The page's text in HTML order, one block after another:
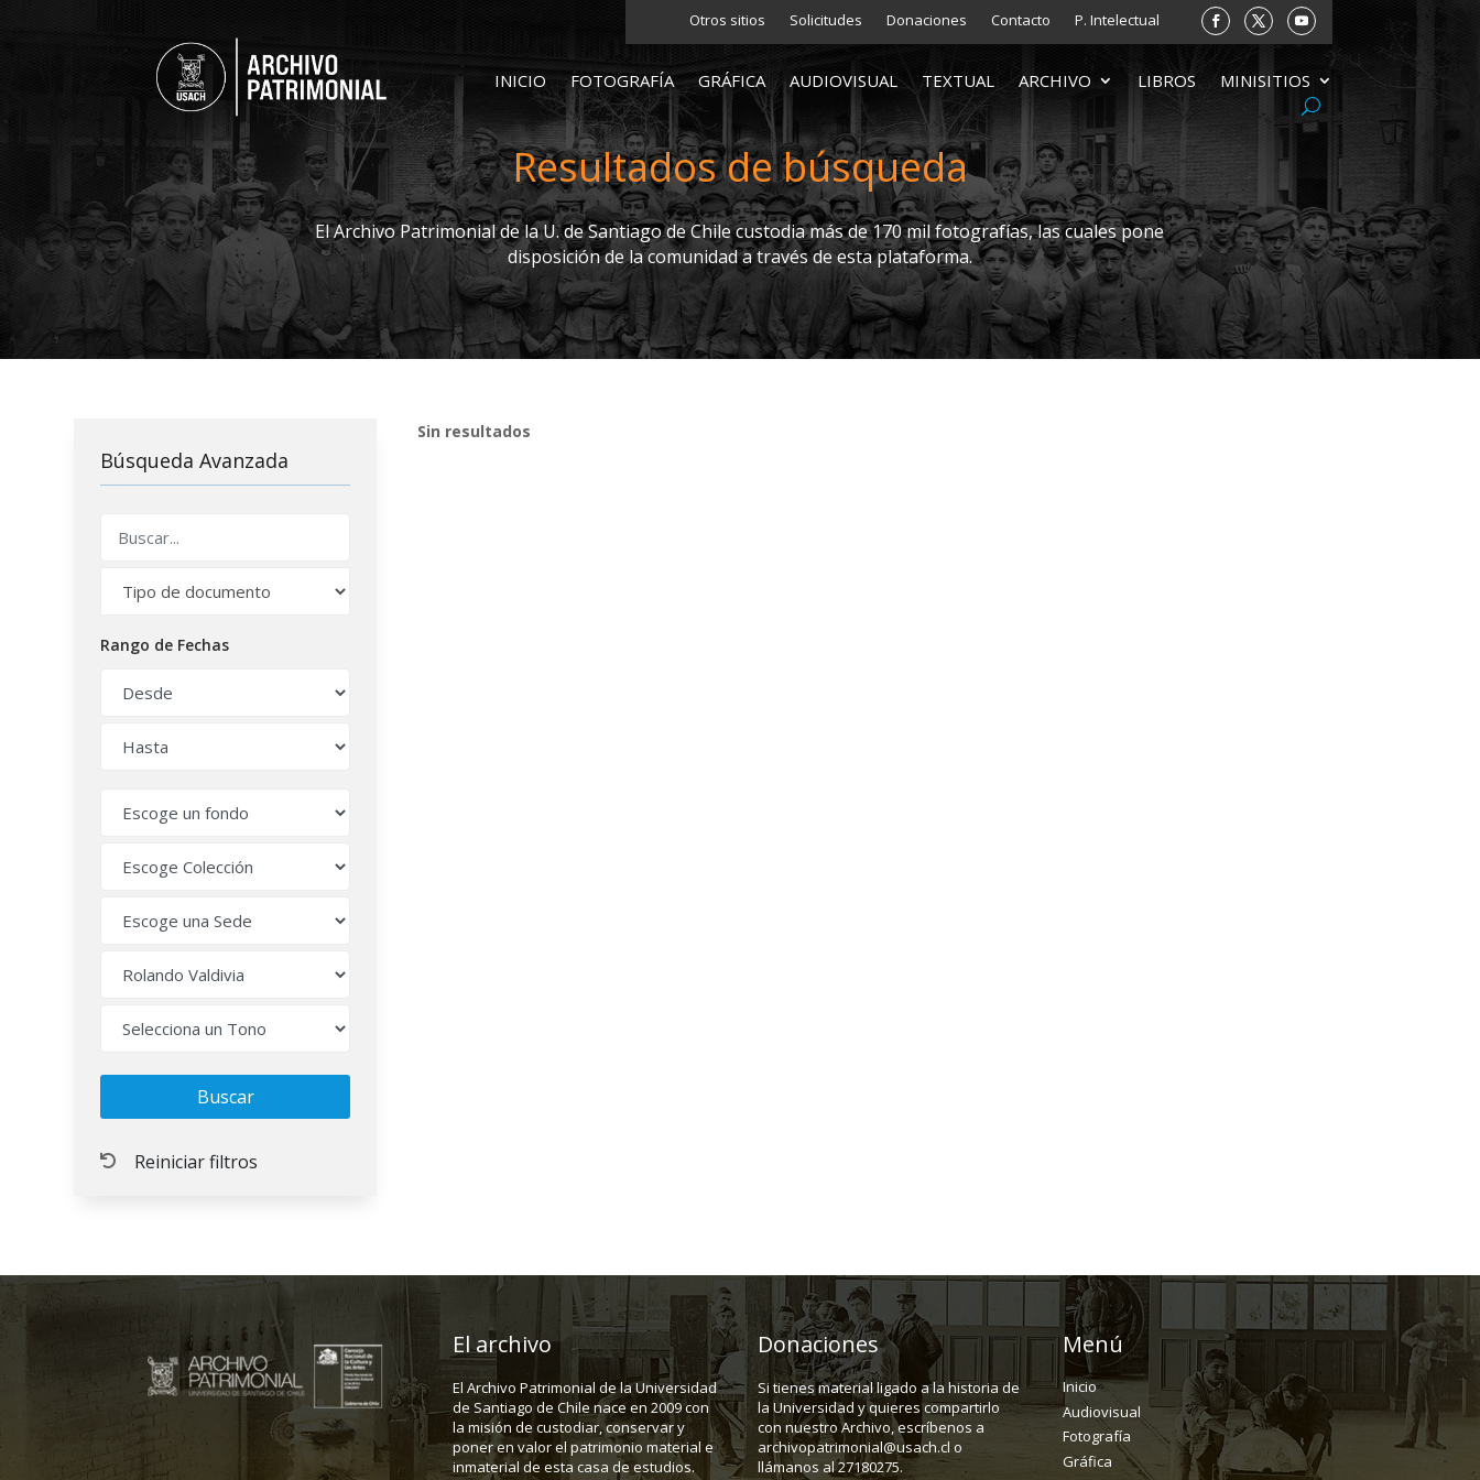
Otros sitios Solicitudes Donaciones Contacto P. Intelectual
INICIO FOTOGRAFÍA GRÁFICA AUDIOVISUAL TEXTUAL ARCHIVO LIBROS MINISITIOS
Resultados de búsqueda
El Archivo Patrimonial de la U. de Santiago de Chile custodia más de 170 mil fotografías, las cuales pone
disposición de la comunidad a través de esta plataforma.
Búsqueda Avanzada
Rango de Fechas
Sin resultados
El archivo
El Archivo Patrimonial de la Universidad
de Santiago de Chile nace en 2009 con
la misión de custodiar, conservar y
poner en valor el patrimonio material e
inmaterial de esta casa de estudios.
Donaciones
Si tienes material ligado a la historia de
la Universidad y quieres compartirlo
con nuestro Archivo, escríbenos a
archivopatrimonial@usach.cl o
llámanos al 27180275.
Menú
Inicio
Audiovisual
Fotografía
Gráfica